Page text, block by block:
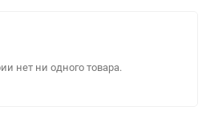
нет ни одного товара.